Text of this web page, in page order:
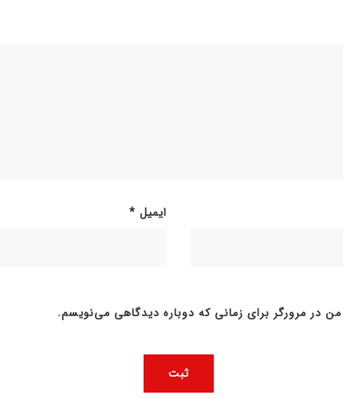
ایمیل *
در مرورگر برای زمانی که دوباره دیدگاهی می‌نویسم.